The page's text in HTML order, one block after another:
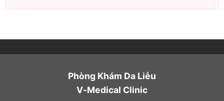
Phòng Khám Da Liễu
V-Medical Clinic